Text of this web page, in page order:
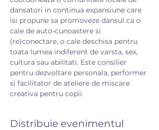
dansatori in continua expansiune care
isi propune sa promoveze dansul ca o
cale de auto-cunoastere si
(re)conectare, o cale deschisa pentru
toata lumea indiferent de varsta, sex,
cultura sau abilitati. Este consilier
pentru dezvoltare personala, performer
si facilitator de ateliere de miscare
creativa pentru copii.
Distribuie evenimentul